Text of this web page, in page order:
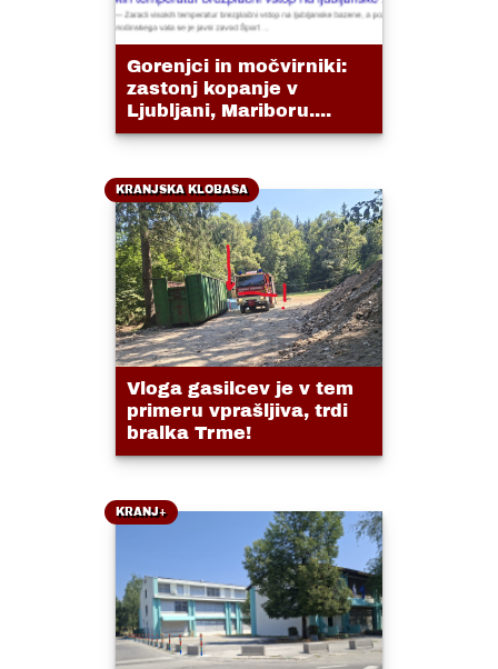
Gorenjci in močvirniki:
zastonj kopanje v
Ljubljani, Mariboru....
KRANJSKA KLOBASA
Vloga gasilcev je v tem
primeru vprašljiva, trdi
bralka Trme!
KRANJ+